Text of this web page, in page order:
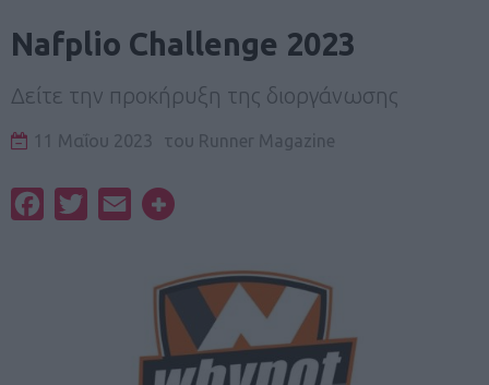
Nafplio Challenge 2023
Δείτε την προκήρυξη της διοργάνωσης
11 Μαΐου 2023 του Runner Magazine
FacebookTwitterEmail